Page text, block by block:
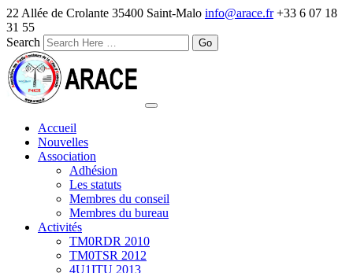
22 Allée de Crolante 35400 Saint-Malo info@arace.fr +33 6 07 18
31 55
Search
Accueil
Nouvelles
Association
Adhésion
Les statuts
Membres du conseil
Membres du bureau
Activités
TM0RDR 2010
TM0TSR 2012
4U1ITU 2013